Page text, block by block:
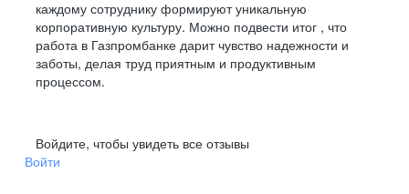
Специалист входящей линии
Специалист по обслуживанию клиентов в чате
Java 17-21
Axiom JDK
Spring Boot
Spring WebFlux
Java
PlantUML
Figma
Инструменты разработки и совместной работы
Jira
GitLab
Kafka
каждому сотруднику формируют уникальную
корпоративную культуру. Можно подвести итог , что
работа в Газпромбанке дарит чувство надежности и
заботы, делая труд приятным и продуктивным
процессом.
Войдите, чтобы увидеть все отзывы
Войти